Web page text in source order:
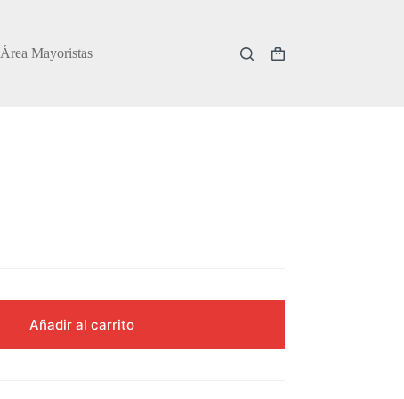
Área Mayoristas
Carro
Añadir al carrito